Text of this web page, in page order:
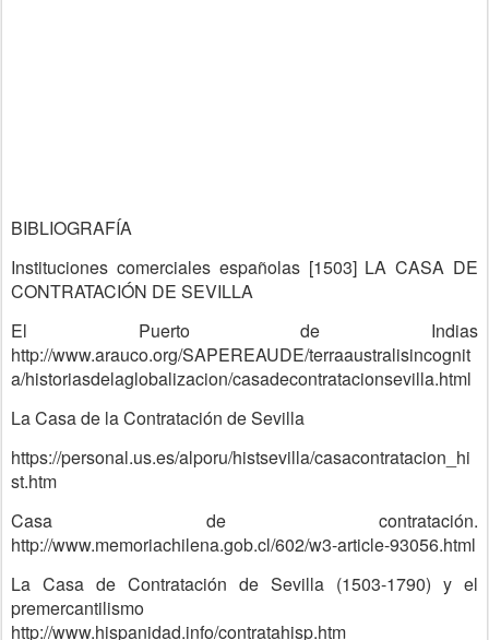
BIBLIOGRAFÍA
Instituciones comerciales españolas [1503] LA CASA DE
CONTRATACIÓN DE SEVILLA
El Puerto de Indias
http://www.arauco.org/SAPEREAUDE/terraaustralisincognit
a/historiasdelaglobalizacion/casadecontratacionsevilla.html
La Casa de la Contratación de Sevilla
https://personal.us.es/alporu/histsevilla/casacontratacion_hi
st.htm
Casa de contratación.
http://www.memoriachilena.gob.cl/602/w3-article-93056.html
La Casa de Contratación de Sevilla (1503-1790) y el
premercantilismo
http://www.hispanidad.info/contratahisp.htm